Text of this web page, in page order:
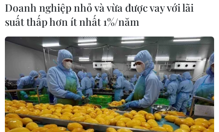
#Công ước Hà Nội
#tội phạm mạng
#lừa đảo công nghệ cao
#chiến dịch chống lừa đảo
#an ninh mạng
#đấu tranh tội phạm TP. Hà Nội
Doanh nghiệp nhỏ và vừa được vay với lãi
suất thấp hơn ít nhất 1%/năm